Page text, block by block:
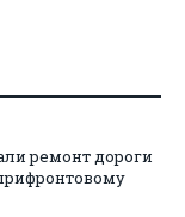
ремонт дороги